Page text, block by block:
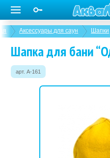
Аксессуары для саун Шапки
Шапка для бани
арт. A-161